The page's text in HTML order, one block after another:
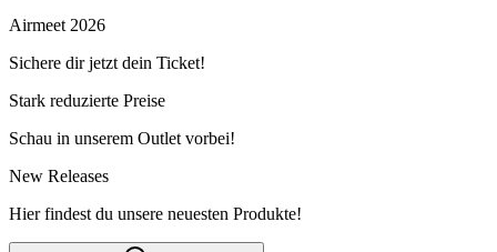
Airmeet 2026
Sichere dir jetzt dein Ticket!
Stark reduzierte Preise
Schau in unserem Outlet vorbei!
New Releases
Hier findest du unsere neuesten Produkte!